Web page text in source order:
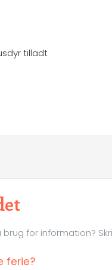
tilladt
for information?
ferie?